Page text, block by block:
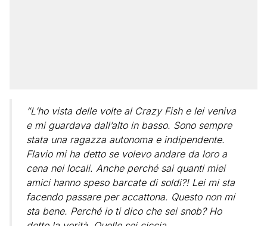
“L’ho vista delle volte al Crazy Fish e lei veniva
e mi guardava dall’alto in basso. Sono sempre
stata una ragazza autonoma e indipendente.
Flavio mi ha detto se volevo andare da loro a
cena nei locali. Anche perché sai quanti miei
amici hanno speso barcate di soldi?! Lei mi sta
facendo passare per accattona. Questo non mi
sta bene. Perché io ti dico che sei snob? Ho